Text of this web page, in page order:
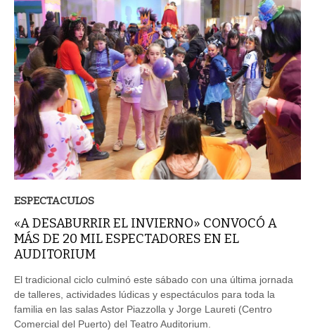
ESPECTACULOS
«A DESABURRIR EL INVIERNO» CONVOCÓ A
MÁS DE 20 MIL ESPECTADORES EN EL
AUDITORIUM
El tradicional ciclo culminó este sábado con una última jornada
de talleres, actividades lúdicas y espectáculos para toda la
familia en las salas Astor Piazzolla y Jorge Laureti (Centro
Comercial del Puerto) del Teatro Auditorium.